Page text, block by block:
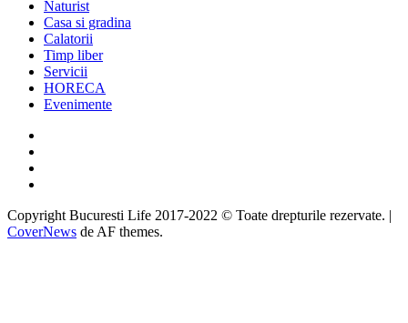
Naturist
Casa si gradina
Calatorii
Timp liber
Servicii
HORECA
Evenimente
Copyright Bucuresti Life 2017-2022 © Toate drepturile rezervate. |
CoverNews de AF themes.